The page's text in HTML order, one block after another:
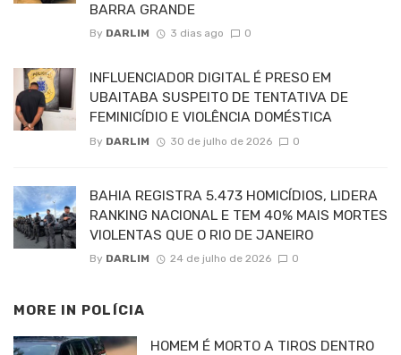
BARRA GRANDE
By DARLIM 3 dias ago 0
INFLUENCIADOR DIGITAL É PRESO EM
UBAITABA SUSPEITO DE TENTATIVA DE
FEMINICÍDIO E VIOLÊNCIA DOMÉSTICA
By DARLIM 30 de julho de 2026 0
BAHIA REGISTRA 5.473 HOMICÍDIOS, LIDERA
RANKING NACIONAL E TEM 40% MAIS MORTES
VIOLENTAS QUE O RIO DE JANEIRO
By DARLIM 24 de julho de 2026 0
MORE IN POLÍCIA
HOMEM É MORTO A TIROS DENTRO